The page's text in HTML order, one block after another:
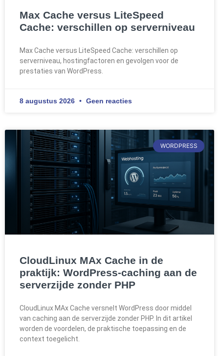
Max Cache versus LiteSpeed
Cache: verschillen op serverniveau
Max Cache versus LiteSpeed Cache: verschillen op
serverniveau, hostingfactoren en gevolgen voor de
prestaties van WordPress.
8 augustus 2026 Geen reacties
WORDPRESS
CloudLinux MAx Cache in de
praktijk: WordPress-caching aan de
serverzijde zonder PHP
CloudLinux MAx Cache versnelt WordPress door middel
van caching aan de serverzijde zonder PHP. In dit artikel
worden de voordelen, de praktische toepassing en de
context toegelicht.